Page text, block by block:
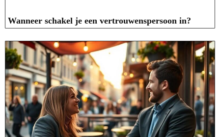
Wanneer schakel je een vertrouwenspersoon in?